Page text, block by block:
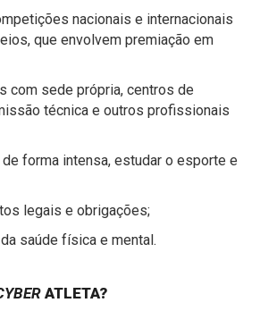
nacionais e internacionais
que envolvem premiação em
com sede própria, centros de
técnica e outros profissionais
forma intensa, estudar o esporte e
legais e obrigações;
saúde física e mental.
ATLETA?